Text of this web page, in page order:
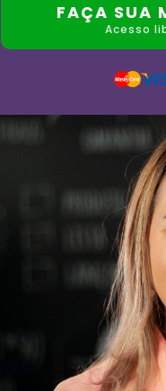
FAÇA SUA
Acesso